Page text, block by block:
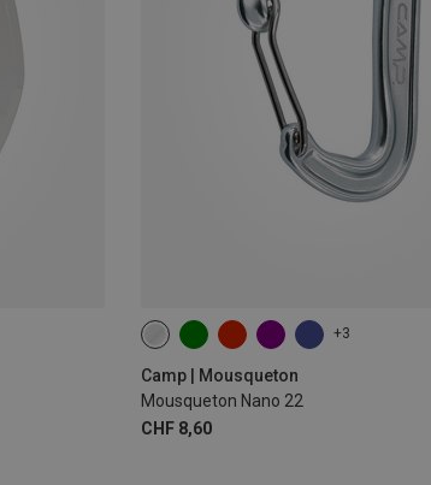
+3
Camp | Mousqueton
Mousqueton Nano 22
CHF 8,60